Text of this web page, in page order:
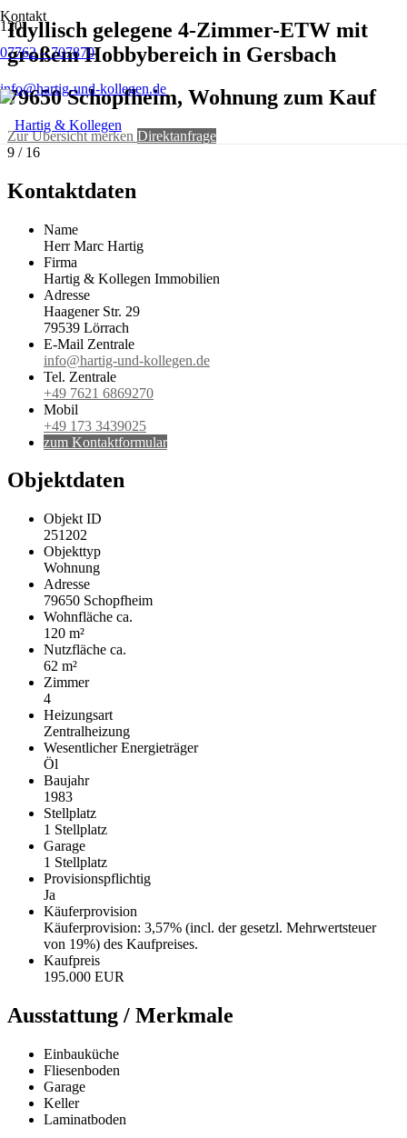
Kontakt
07762 – 707870
info@hartig-und-kollegen.de
Idyllisch gelegene 4-Zimmer-ETW mit
großem Hobbybereich in Gersbach
79650 Schopfheim, Wohnung zum Kauf
Zur Übersichtmerken Direktanfrage
9 / 16
Kontaktdaten
Name
Herr Marc Hartig
Firma
Hartig & Kollegen Immobilien
Adresse
Haagener Str. 29
79539 Lörrach
E-Mail Zentrale
info@hartig-und-kollegen.de
Tel. Zentrale
+49 7621 6869270
Mobil
+49 173 3439025
zum Kontaktformular
Objektdaten
Objekt ID
251202
Objekttyp
Wohnung
Adresse
79650 Schopfheim
Wohnfläche ca.
120 m²
Nutzfläche ca.
62 m²
Zimmer
4
Heizungsart
Zentralheizung
Wesentlicher Energieträger
Öl
Baujahr
1983
Stellplatz
1 Stellplatz
Garage
1 Stellplatz
Provisionspflichtig
Ja
Käufer­provision
Käuferprovision: 3,57% (incl. der gesetzl. Mehrwertsteuer
von 19%) des Kaufpreises.
Kaufpreis
195.000 EUR
Ausstattung / Merkmale
Einbauküche
Fliesenboden
Garage
Keller
Laminatboden